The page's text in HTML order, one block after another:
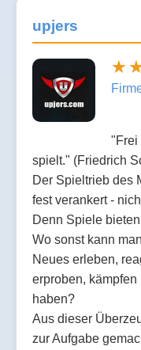
upjers
"Frei
spielt." (Friedrich
Der Spieltrieb des
fest verankert -
Denn Spiele
Wo sonst kann
Neues erleben,
erproben,
haben?
Aus dieser
zur Aufgabe